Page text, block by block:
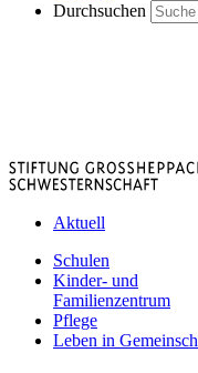
Durchsuchen
Aktuell
Schulen
Kinder- und
Familienzentrum
Pflege
Leben in